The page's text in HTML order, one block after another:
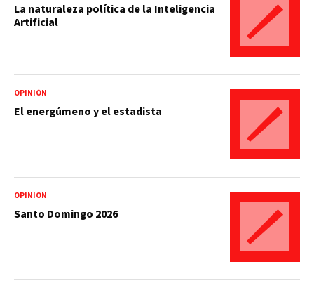
La naturaleza política de la Inteligencia
Artificial
OPINIÓN
El energúmeno y el estadista
OPINIÓN
Santo Domingo 2026